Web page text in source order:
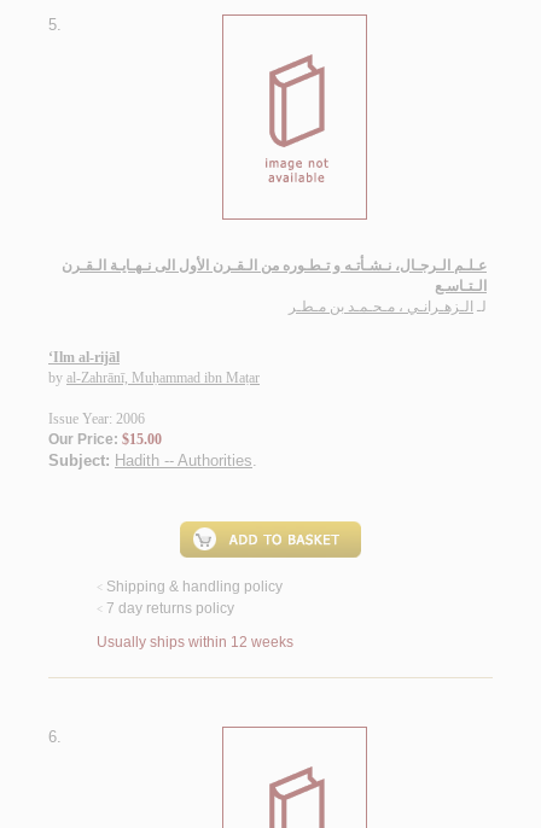
5.
عـلـم الـرجـال، نـشـأتـه و تـطـوره من الـقـرن الأول الى نـهـايـة الـقـرن
الـتـاسـع
لـ الـزهـرانـي ، مـحـمـد بن مـطـر
‘Ilm al-rijāl
by al-Zahrānī, Muḥammad ibn Maṭar
Issue Year: 2006
Our Price: $15.00
Subject: Hadith -- Authorities.
< Shipping & handling policy
< 7 day returns policy
Usually ships within 12 weeks
6.